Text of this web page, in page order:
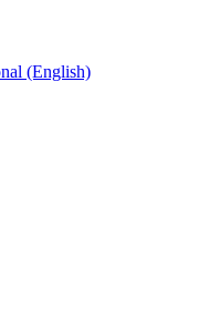
(English)